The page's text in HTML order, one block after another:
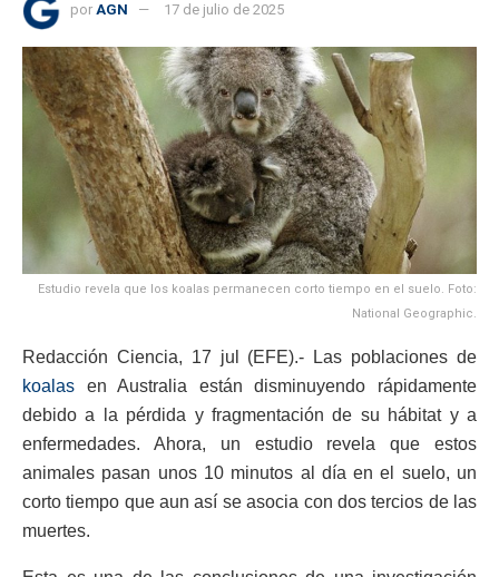
por AGN 17 de julio de 2025
Estudio revela que los koalas permanecen corto tiempo en el suelo. Foto:
National Geographic.
Redacción Ciencia, 17 jul (EFE).- Las poblaciones de
koalas en Australia están disminuyendo rápidamente
debido a la pérdida y fragmentación de su hábitat y a
enfermedades. Ahora, un estudio revela que estos
animales pasan unos 10 minutos al día en el suelo, un
corto tiempo que aun así se asocia con dos tercios de las
muertes.